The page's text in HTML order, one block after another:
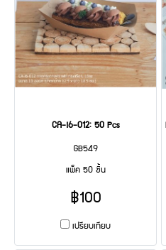
CA-I6-012: 50 Pcs
GB549
แพ็ค 50 ชิ้น
฿100
เปรียบเทียบ